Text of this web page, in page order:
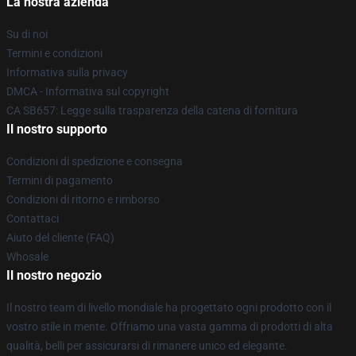
Su di noi
Termini e condizioni
Informativa sulla privacy
DMCA - Informativa sul copyright
CA SB657: Legge sulla trasparenza della catena di fornitura
Il nostro supporto
Condizioni di spedizione e consegna
Termini di pagamento
Condizioni di ritorno e rimborso
Contattaci
Aiuto del cliente (FAQ)
Whosale
Il nostro negozio
Il nostro team di livello mondiale ha progettato ogni prodotto con il
vostro stile in mente. Offriamo una vasta gamma di prodotti di alta
qualità, belli per assicurarsi di rimanere unico ed elegante.